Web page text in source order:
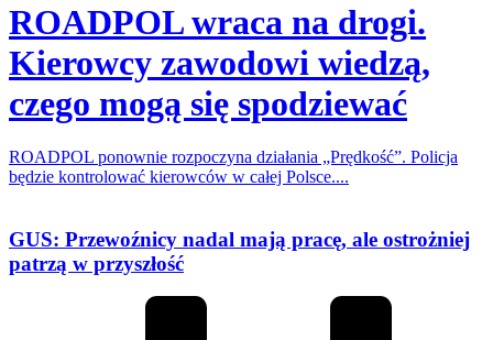
ROADPOL wraca na drogi.
Kierowcy zawodowi wiedzą,
czego mogą się spodziewać
ROADPOL ponownie rozpoczyna działania „Prędkość”. Policja
będzie kontrolować kierowców w całej Polsce....
GUS: Przewoźnicy nadal mają pracę, ale ostrożniej
patrzą w przyszłość